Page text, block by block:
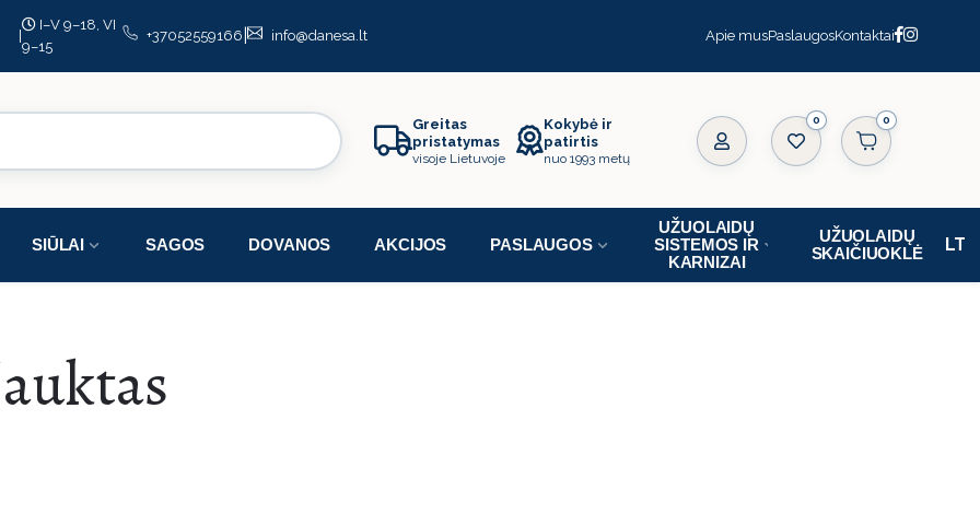
I–V 9–18, VI
9–15
+37052559166 info@danesa.lt Apie musPaslaugosKontaktai
Greitas
pristatymas
visoje Lietuvoje
Kokybė ir
patirtis
nuo 1993 metų
0
SIŪLAI SAGOS DOVANOS AKCIJOS PASLAUGOS
UŽUOLAIDŲ
SISTEMOS IR
KARNIZAI
UŽUOLAIDŲ
SKAIČIUOKLĖ